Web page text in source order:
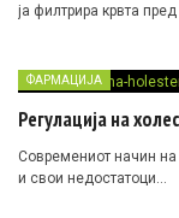
ја филтрира крвта
ФАРМАЦИЈА
Регулација на
Современиот начин
и свои недостатоци…